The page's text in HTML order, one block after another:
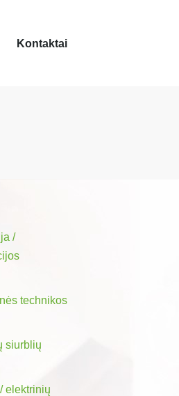
Kontaktai
/
technikos
siurblių
elektrinių